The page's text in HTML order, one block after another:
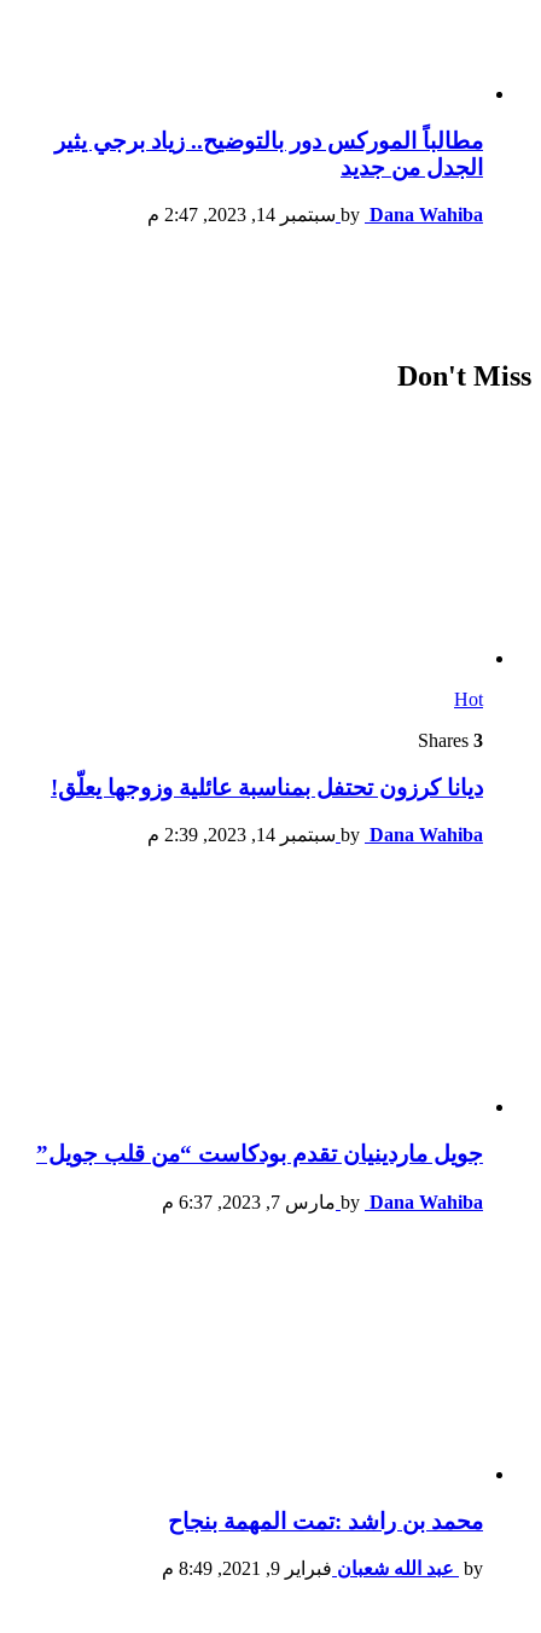
مطالباً الموركس دور بالتوضيح.. زياد برجي يثير
الجدل من جديد
by Dana Wahiba سبتمبر 14, 2023, 2:47 م
Don't Miss
Hot
3
ديانا كرزون تحتفل بمناسبة عائلية وزوجها يعلّق!
by Dana Wahiba سبتمبر 14, 2023, 2:39 م
جويل ماردينيان تقدم بودكاست “من قلب جويل”
by Dana Wahiba مارس 7, 2023, 6:37 م
محمد بن راشد :تمت المهمة بنجاح
by عبد الله شعبان فبراير 9, 2021, 8:49 م